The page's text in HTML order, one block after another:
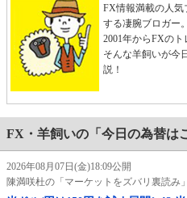
FX情報満載の人
する凄腕ブロガー
2001年からFXの
そんな羊飼いが今
説！
FX・羊飼いの「今日の為替は
2026年08月07日(金)18:09公開
陳満咲杜の「マーケットをズバリ裏読み」